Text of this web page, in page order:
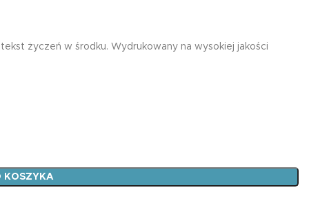
życzeń w środku. Wydrukowany na wysokiej jakości
KOSZYKA